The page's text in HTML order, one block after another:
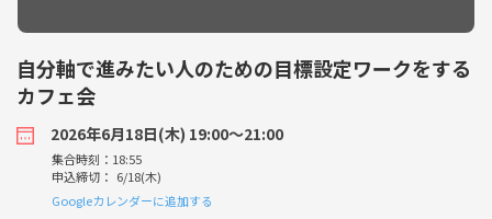
自分軸で進みたい人のための目標設定ワークをする
カフェ会
2026年6月18日(木) 19:00〜21:00
集合時刻：18:55
申込締切： 6/18(木)
Googleカレンダーに追加する